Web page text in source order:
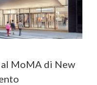
MoMA di New